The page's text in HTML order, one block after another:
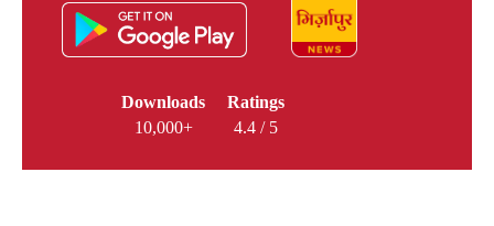
Downloads
10,000+
Ratings
4.4 / 5